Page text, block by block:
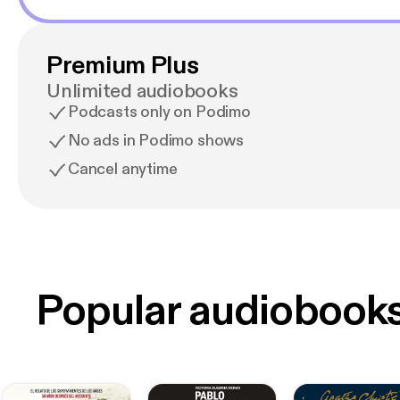
Premium Plus
Unlimited audiobooks
Podcasts only on Podimo
No ads in Podimo shows
Cancel anytime
Popular